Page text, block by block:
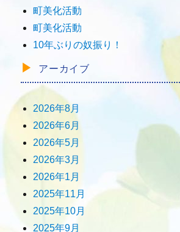
町美化活動
町美化活動
10年ぶりの奴振り！
アーカイブ
2026年8月
2026年6月
2026年5月
2026年3月
2026年1月
2025年11月
2025年10月
2025年9月